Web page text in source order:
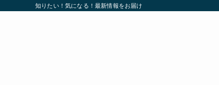
知りたい！気になる！最新情報をお届け